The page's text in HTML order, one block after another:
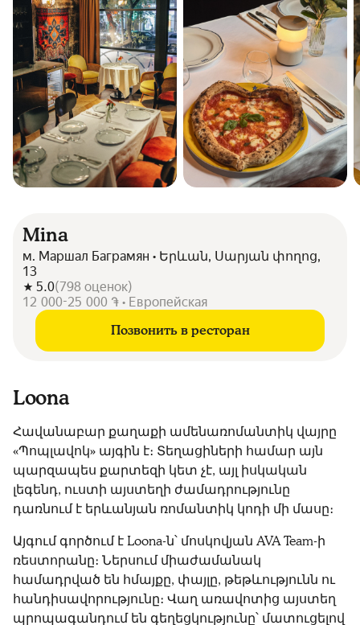
Mina
м. Маршал Баграмян • Երևան, Սարյան փողոց,
13
5.0(798 оценок)
12 000-25 000 ֏ • Европейская
Позвонить в ресторан
Loona
Հավանաբար քաղաքի ամենառոմանտիկ վայրը
«Պոպլավոկ» այգին է։ Տեղացիների համար այն
պարզապես քարտեզի կետ չէ, այլ իսկական
լեգենդ, ուստի այստեղի ժամադրությունը
դառնում է երևանյան ռոմանտիկ կոդի մի մասը։
Այգում գործում է Loona-ն՝ մոսկովյան AVA Team-ի
ռեստորանը։ Ներսում միաժամանակ
համադրված են հմայքը, փայլը, թեթևությունն ու
հանդիսավորությունը։ Վաղ առավոտից այստեղ
պրոպագանդում են գեղեցկությունը՝ մատուցելով